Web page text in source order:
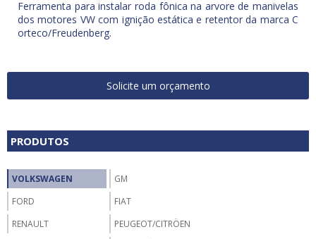
Ferramenta para instalar roda fônica na arvore de manivelas
dos motores VW com ignição estática e retentor da marca C
orteco/Freudenberg.
Solicite um orçamento
PRODUTOS
VOLKSWAGEN
GM
FORD
FIAT
RENAULT
PEUGEOT/CITRÖEN